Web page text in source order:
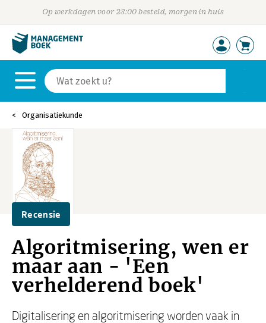
Op werkdagen voor 23:00 besteld, morgen in huis
Organisatiekunde
Recensie
Algoritmisering, wen er
maar aan - 'Een
verhelderend boek'
Digitalisering en algoritmisering worden vaak in